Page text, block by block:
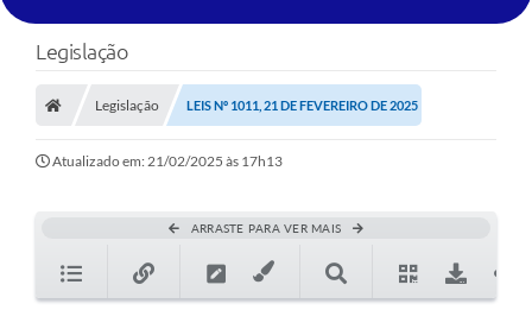
Legislação
Legislação LEIS Nº 1011, 21 DE FEVEREIRO DE 2025
Atualizado em: 21/02/2025 às 17h13
ARRASTE PARA VER MAIS